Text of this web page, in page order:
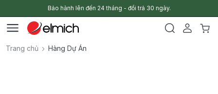
Bảo hành lên đến 24 tháng - đổi trả 30 ngày.
Trang chủ Hàng Dự Án